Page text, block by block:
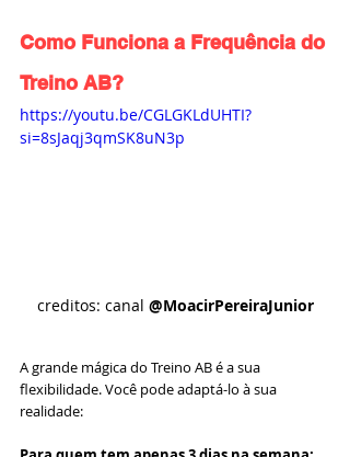
Como Funciona a Frequência do
Treino AB?
https://youtu.be/CGLGKLdUHTI?
si=8sJaqj3qmSK8uN3p
creditos: canal @MoacirPereiraJunior
A grande mágica do Treino AB é a sua
flexibilidade. Você pode adaptá-lo à sua
realidade: